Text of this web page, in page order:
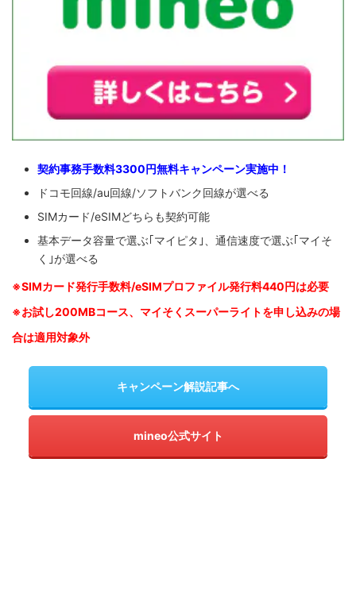
契約事務手数料3300円無料キャンペーン実施中！
ドコモ回線/au回線/ソフトバンク回線が選べる
SIMカード/eSIMどちらも契約可能
基本データ容量で選ぶ｢マイピタ｣、通信速度で選ぶ｢マイそ
く｣が選べる
※SIMカード発行手数料/eSIMプロファイル発行料440円は必要
※お試し200MBコース、マイそくスーパーライトを申し込みの場
合は適用対象外
キャンペーン解説記事へ
mineo公式サイト